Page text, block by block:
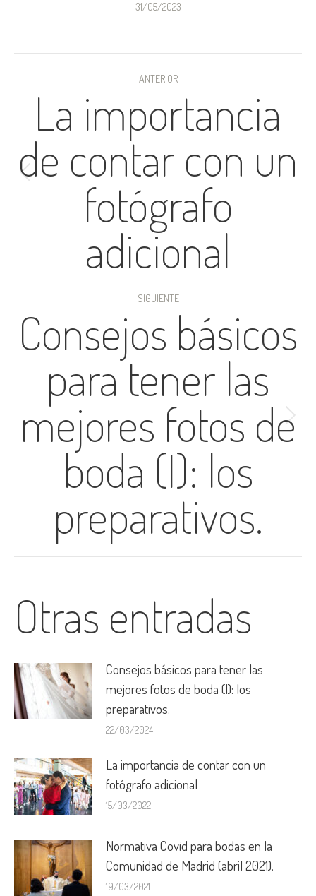
31/05/2023
NAVEGACIÓN
ENTRE
PUBLICACIONES
ANTERIOR
Publicación
anterior:
La importancia
de contar con un
fotógrafo
adicional
SIGUIENTE
Publicación
siguiente:
Consejos básicos
para tener las
mejores fotos de
boda (I): los
preparativos.
Otras entradas
Consejos básicos para tener las
mejores fotos de boda (I): los
preparativos.
22/03/2024
La importancia de contar con un
fotógrafo adicional
15/03/2022
Normativa Covid para bodas en la
Comunidad de Madrid (abril 2021).
19/03/2021